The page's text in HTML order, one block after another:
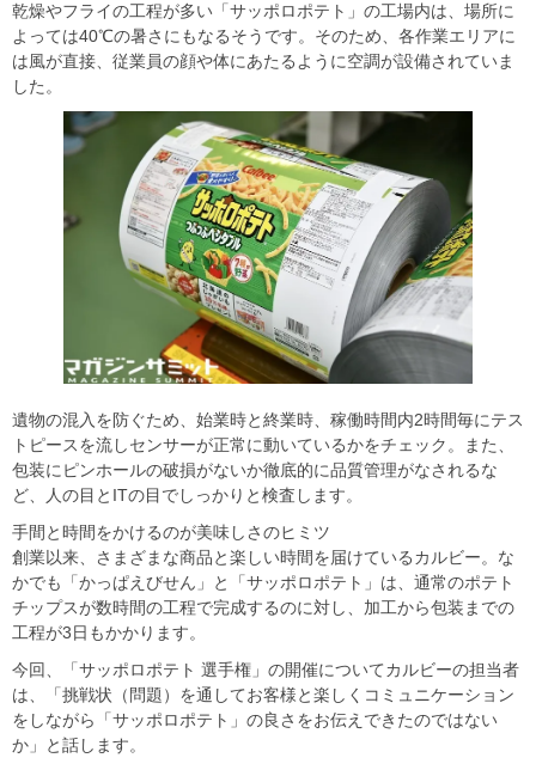
乾燥やフライの工程が多い「サッポロポテト」の工場内は、場所に
よっては40℃の暑さにもなるそうです。そのため、各作業エリアに
は風が直接、従業員の顔や体にあたるように空調が設備されていま
した。
遺物の混入を防ぐため、始業時と終業時、稼働時間内2時間毎にテス
トピースを流しセンサーが正常に動いているかをチェック。また、
包装にピンホールの破損がないか徹底的に品質管理がなされるな
ど、人の目とITの目でしっかりと検査します。
手間と時間をかけるのが美味しさのヒミツ
創業以来、さまざまな商品と楽しい時間を届けているカルビー。な
かでも「かっぱえびせん」と「サッポロポテト」は、通常のポテト
チップスが数時間の工程で完成するのに対し、加工から包装までの
工程が3日もかかります。
今回、「サッポロポテト 選手権」の開催についてカルビーの担当者
は、「挑戦状（問題）を通してお客様と楽しくコミュニケーション
をしながら「サッポロポテト」の良さをお伝えできたのではない
か」と話します。